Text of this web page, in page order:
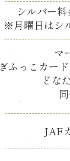
シルバー料
※月曜日はシ
マ
ぎふっこカー
どな
JAF